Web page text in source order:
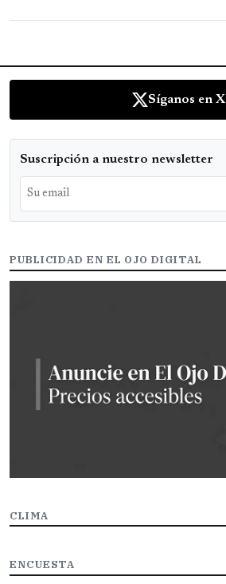
Síganos en X
Suscripción a nuestro newsletter
PUBLICIDAD EN EL OJO DIGITAL
CLIMA
ENCUESTA